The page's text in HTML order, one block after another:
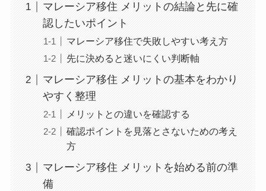
マレーシア移住 メリットの結論と先に確
認したいポイント
マレーシア移住で失敗しやすい考え方
先に決めると迷いにくい判断軸
マレーシア移住 メリットの基本をわかり
やすく整理
メリットとの違いを確認する
確認ポイントを見落とさないための考え
方
マレーシア移住 メリットを始める前の準
備